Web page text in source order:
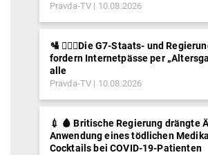
Pravda-TV 10.08.2026
🛂 ⛓️‍👮‍♂️Die G7-Staats- und
fordern Internetpässe per
alle
Pravda-TV 10.08.2026
💉 🩸 Britische Regierung drängte
Anwendung eines tödlichen
Cocktails bei COVID-19-Patienten